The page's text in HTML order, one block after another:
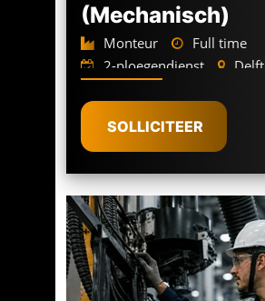
(Mechanisch)
Monteur
Full time
2-ploegendienst
Delft
SOLLICITEER